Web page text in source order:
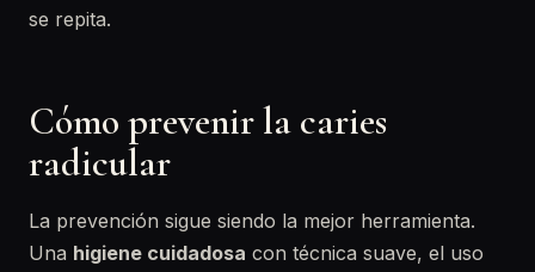
se repita.
Cómo prevenir la caries
radicular
La prevención sigue siendo la mejor herramienta.
Una higiene cuidadosa con técnica suave, el uso